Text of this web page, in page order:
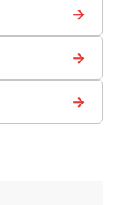
→
→
→